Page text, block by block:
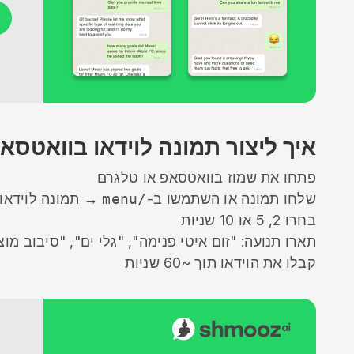
איך ליצור תמונה לוידאו
פתחו את שמוז בוואטסאפ או טלגרם
שלחו תמונה או השתמשו ב- /menu
→ תמונה לוידאו
בחרו 2, 5 או 10 שניות
תארו תנועה: "זום איטי פנימה", "גלי ים", "סיבוב
קבלו את הוידאו תוך ~60 שניות